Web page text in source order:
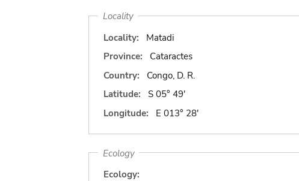
Locality
Locality:
Matadi
Province:
Cataractes
Country:
Congo, D. R.
Latitude:
S 05° 49'
Longitude:
E 013° 28'
Ecology
Ecology: